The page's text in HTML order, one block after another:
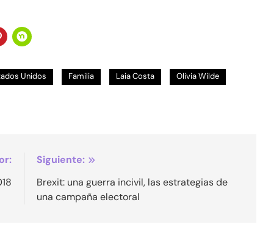
Unidos Familia Laia Costa Olivia Wilde
Siguiente:
Brexit: una guerra incivil, las estrategias de
una campaña electoral